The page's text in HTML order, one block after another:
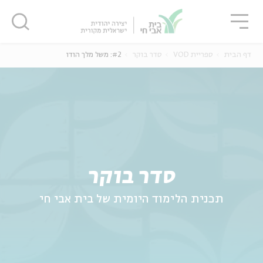
סדר בוקר
תכנית הלימוד היומית של בית אבי חי
דף הבית ספריית VOD סדר בוקר #2: משל מלך הודו
סגור